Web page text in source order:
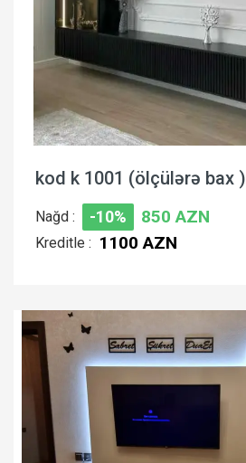
kod k 1001 (ölçülərə bax )
Nağd : -10% 850 AZN
Kreditle : 1100 AZN